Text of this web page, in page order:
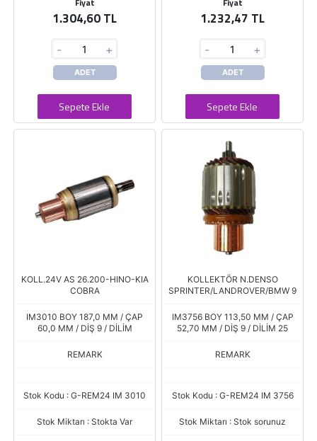
1.304,60 TL
- +
ADET
Sepete Ekle
1.232,47 TL
- +
ADET
Sepete Ekle
KOLL.24V AS 26.200-HINO-KIA
COBRA
IM3010 BOY 187,0 MM / ÇAP
60,0 MM / DİŞ 9 / DİLİM
REMARK
Stok Kodu : G-REM24 IM 3010
Stok Miktarı : Stokta Var
KOLLEKTÖR N.DENSO
SPRINTER/LANDROVER/BMW 9
IM3756 BOY 113,50 MM / ÇAP
52,70 MM / DİŞ 9 / DİLİM 25
REMARK
Stok Kodu : G-REM24 IM 3756
Stok Miktarı : Stok sorunuz